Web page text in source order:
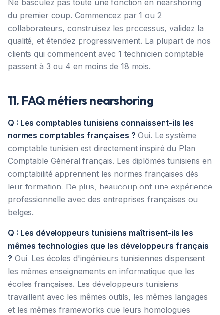
Ne basculez pas toute une fonction en nearshoring
du premier coup. Commencez par 1 ou 2
collaborateurs, construisez les processus, validez la
qualité, et étendez progressivement. La plupart de nos
clients qui commencent avec 1 technicien comptable
passent à 3 ou 4 en moins de 18 mois.
11. FAQ métiers nearshoring
Q : Les comptables tunisiens connaissent-ils les
normes comptables françaises ? Oui. Le système
comptable tunisien est directement inspiré du Plan
Comptable Général français. Les diplômés tunisiens en
comptabilité apprennent les normes françaises dès
leur formation. De plus, beaucoup ont une expérience
professionnelle avec des entreprises françaises ou
belges.
Q : Les développeurs tunisiens maîtrisent-ils les
mêmes technologies que les développeurs français
? Oui. Les écoles d'ingénieurs tunisiennes dispensent
les mêmes enseignements en informatique que les
écoles françaises. Les développeurs tunisiens
travaillent avec les mêmes outils, les mêmes langages
et les mêmes frameworks que leurs homologues